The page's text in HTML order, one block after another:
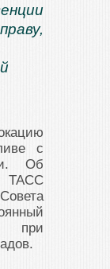
с
Об
при